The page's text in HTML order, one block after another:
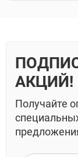
АКЦИЙ!
Получайте